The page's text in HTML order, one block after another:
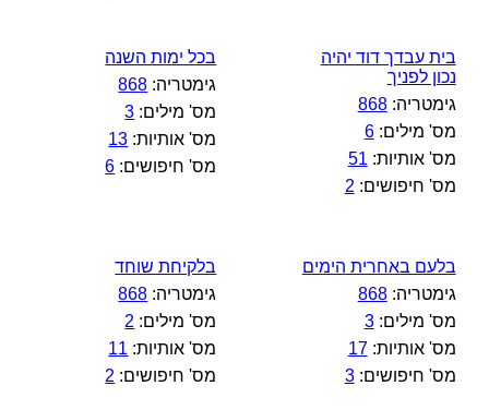
בית עבדך דוד יהיה
נכון לפניך
גימטריה:868
מס' מילים:6
מס' אותיות: 51
מס' חיפושים: 2
בכל ימות השנה
גימטריה: 868
מס' מילים: 3
מס' אותיות: 13
מס' חיפושים: 6
בלעם באחרית הימים
גימטריה:868
מס' מילים:3
מס' אותיות:17
מס' חיפושים:3
בלקיחת שוחד
גימטריה: 868
מס' מילים: 2
מס' אותיות: 11
מס' חיפושים: 2